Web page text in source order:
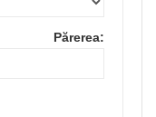
Părerea: